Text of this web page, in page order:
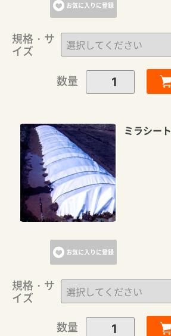
お気に入りに登録
規格・サ
イズ
数量
お気に入りに登録
ミラシート
規格・サ
イズ
数量